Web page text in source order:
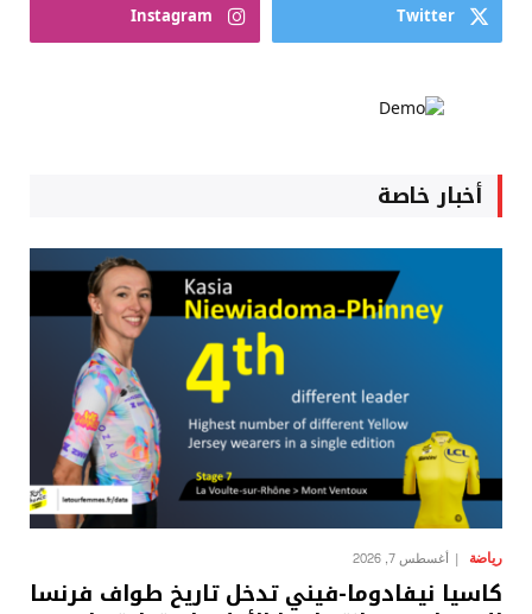
Twitter
Instagram
أخبار خاصة
رياضة أغسطس 7, 2026
كاسيا نيفادوما-فيني تدخل تاريخ طواف فرنسا